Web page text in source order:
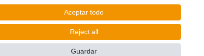
Aceptar todo
Reject all
Guardar